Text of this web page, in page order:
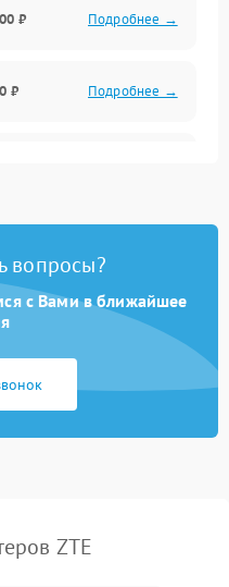
₽ Подробнее →
₽ Подробнее →
₽
₽
₽ Подробнее →
вопросы?
с Вами в ближайшее
ZTE